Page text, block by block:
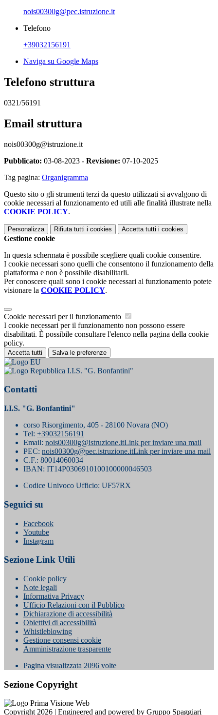
nois00300g@pec.istruzione.it
Telefono
+39032156191
Naviga su Google Maps
Telefono struttura
0321/56191
Email struttura
nois00300g@istruzione.it
Pubblicato: 03-08-2023 - Revisione: 07-10-2025
Tag pagina: Organigramma
Questo sito o gli strumenti terzi da questo utilizzati si avvalgono di
cookie necessari al funzionamento ed utili alle finalità illustrate nella
COOKIE POLICY.
Personalizza Rifiuta tutti i cookies Accetta tutti i cookies
Gestione cookie
In questa schermata è possibile scegliere quali cookie consentire.
I cookie necessari sono quelli che consentono il funzionamento della
piattaforma e non è possibile disabilitarli.
Per conoscere quali sono i cookie necessari al funzionamento potete
visionare la COOKIE POLICY.
Cookie necessari per il funzionamento
I cookie necessari per il funzionamento non possono essere
disabilitati. È possibile consultare l'elenco nella pagina della cookie
policy.
Accetta tutti Salva le preferenze
I.I.S. "G. Bonfantini"
Contatti
I.I.S. "G. Bonfantini"
corso Risorgimento, 405 - 28100 Novara (NO)
Tel: +39032156191
Email: nois00300g@istruzione.itLink per inviare una mail
PEC: nois00300g@pec.istruzione.itLink per inviare una mail
C.F.: 80014060034
IBAN: IT14P0306910100100000046503
Codice Univoco Ufficio: UF57RX
Seguici su
Facebook
Youtube
Instagram
Sezione Link Utili
Cookie policy
Note legali
Informativa Privacy
Ufficio Relazioni con il Pubblico
Dichiarazione di accessibilità
Obiettivi di accessibilità
Whistleblowing
Gestione consensi cookie
Amministrazione trasparente
Pagina visualizzata 2096 volte
Sezione Copyright
Copyright 2026 | Engineered and powered by Gruppo Spaggiari